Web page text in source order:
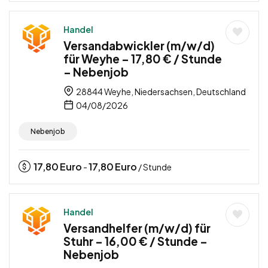
Handel
Versandabwickler (m/w/d)
für Weyhe – 17,80 € / Stunde
– Nebenjob
28844 Weyhe, Niedersachsen, Deutschland
04/08/2026
Nebenjob
17,80Euro -17,80Euro / Stunde
Handel
Versandhelfer (m/w/d) für
Stuhr – 16,00 € / Stunde –
Nebenjob